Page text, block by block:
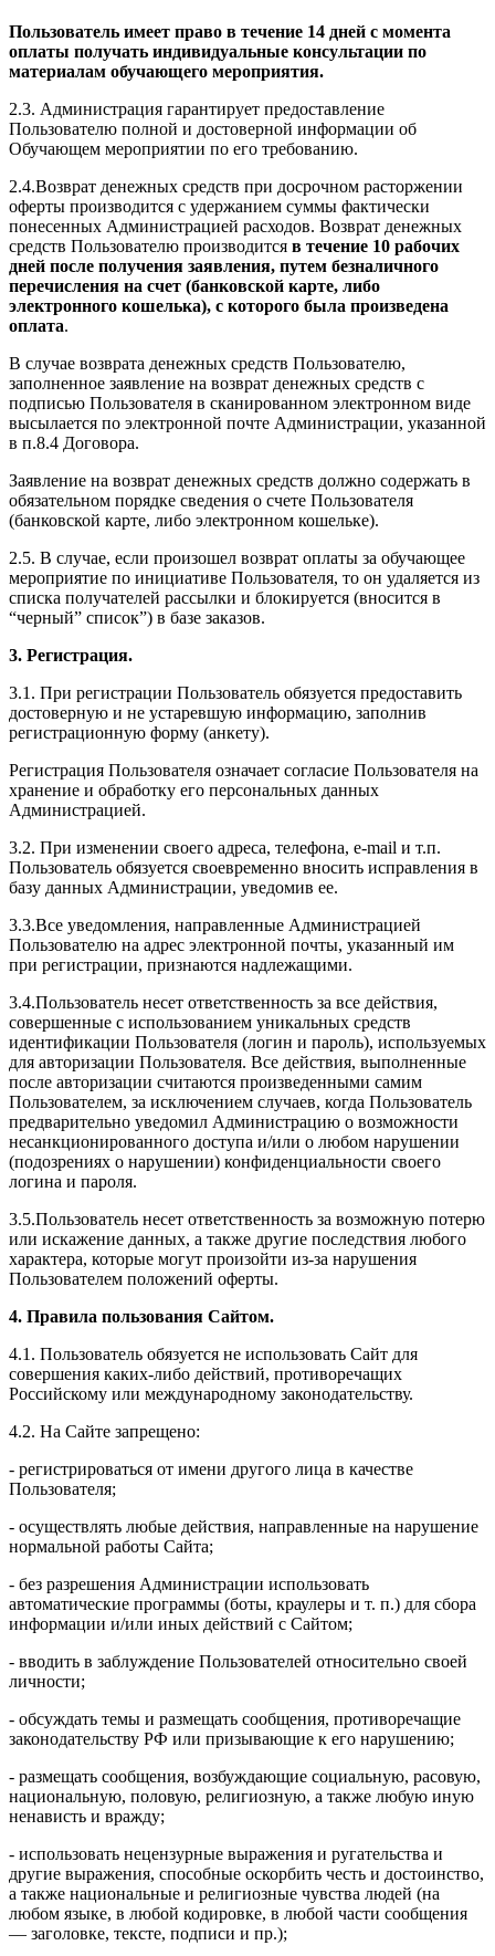
Пользователь имеет право в течение 14 дней с момента
оплаты получать индивидуальные консультации по
материалам обучающего мероприятия.
2.3. Администрация гарантирует предоставление
Пользователю полной и достоверной информации об
Обучающем мероприятии по его требованию.
2.4.Возврат денежных средств при досрочном расторжении
оферты производится с удержанием суммы фактически
понесенных Администрацией расходов. Возврат денежных
средств Пользователю производится в течение 10 рабочих
дней после получения заявления, путем безналичного
перечисления на счет (банковской карте, либо
электронного кошелька), с которого была произведена
оплата.
В случае возврата денежных средств Пользователю,
заполненное заявление на возврат денежных средств с
подписью Пользователя в сканированном электронном виде
высылается по электронной почте Администрации, указанной
в п.8.4 Договора.
Заявление на возврат денежных средств должно содержать в
обязательном порядке сведения о счете Пользователя
(банковской карте, либо электронном кошельке).
2.5. В случае, если произошел возврат оплаты за обучающее
мероприятие по инициативе Пользователя, то он удаляется из
списка получателей рассылки и блокируется (вносится в
“черный” список”) в базе заказов.
3. Регистрация.
3.1. При регистрации Пользователь обязуется предоставить
достоверную и не устаревшую информацию, заполнив
регистрационную форму (анкету).
Регистрация Пользователя означает согласие Пользователя на
хранение и обработку его персональных данных
Администрацией.
3.2. При изменении своего адреса, телефона, e-mail и т.п.
Пользователь обязуется своевременно вносить исправления в
базу данных Администрации, уведомив ее.
3.3.Все уведомления, направленные Администрацией
Пользователю на адрес электронной почты, указанный им
при регистрации, признаются надлежащими.
3.4.Пользователь несет ответственность за все действия,
совершенные с использованием уникальных средств
идентификации Пользователя (логин и пароль), используемых
для авторизации Пользователя. Все действия, выполненные
после авторизации считаются произведенными самим
Пользователем, за исключением случаев, когда Пользователь
предварительно уведомил Администрацию о возможности
несанкционированного доступа и/или о любом нарушении
(подозрениях о нарушении) конфиденциальности своего
логина и пароля.
3.5.Пользователь несет ответственность за возможную потерю
или искажение данных, а также другие последствия любого
характера, которые могут произойти из-за нарушения
Пользователем положений оферты.
4. Правила пользования Сайтом.
4.1. Пользователь обязуется не использовать Сайт для
совершения каких-либо действий, противоречащих
Российскому или международному законодательству.
4.2. На Сайте запрещено:
- регистрироваться от имени другого лица в качестве
Пользователя;
- осуществлять любые действия, направленные на нарушение
нормальной работы Сайта;
- без разрешения Администрации использовать
автоматические программы (боты, краулеры и т. п.) для сбора
информации и/или иных действий с Сайтом;
- вводить в заблуждение Пользователей относительно своей
личности;
- обсуждать темы и размещать сообщения, противоречащие
законодательству РФ или призывающие к его нарушению;
- размещать сообщения, возбуждающие социальную, расовую,
национальную, половую, религиозную, а также любую иную
ненависть и вражду;
- использовать нецензурные выражения и ругательства и
другие выражения, способные оскорбить честь и достоинство,
а также национальные и религиозные чувства людей (на
любом языке, в любой кодировке, в любой части сообщения
— заголовке, тексте, подписи и пр.);